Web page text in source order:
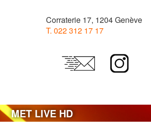
Corraterie 17, 1204 Genève
T. 022 312 17 17
MET LIVE HD